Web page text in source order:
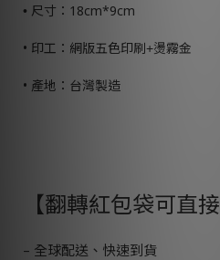
• 尺寸： 18cm*9cm
• 印工：網版五色印刷+燙霧金
• 產地：台灣製造
【翻轉紅包袋可直接
– 全球配送、快速到貨